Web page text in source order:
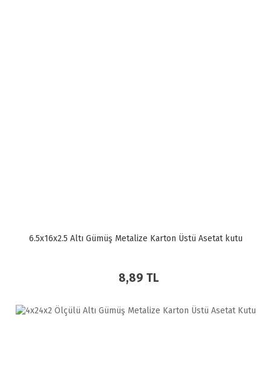
6.5x16x2.5 Altı Gümüş Metalize Karton Üstü Asetat kutu
8,89 TL